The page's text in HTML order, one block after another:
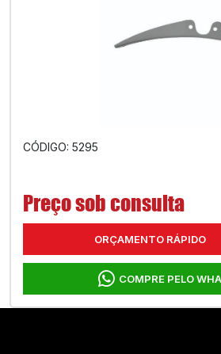
CÓDIGO: 5295
Preço sob consulta
ORÇAMENTO RÁPIDO
COMPRE PELO